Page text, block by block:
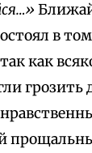
в
как
грозить